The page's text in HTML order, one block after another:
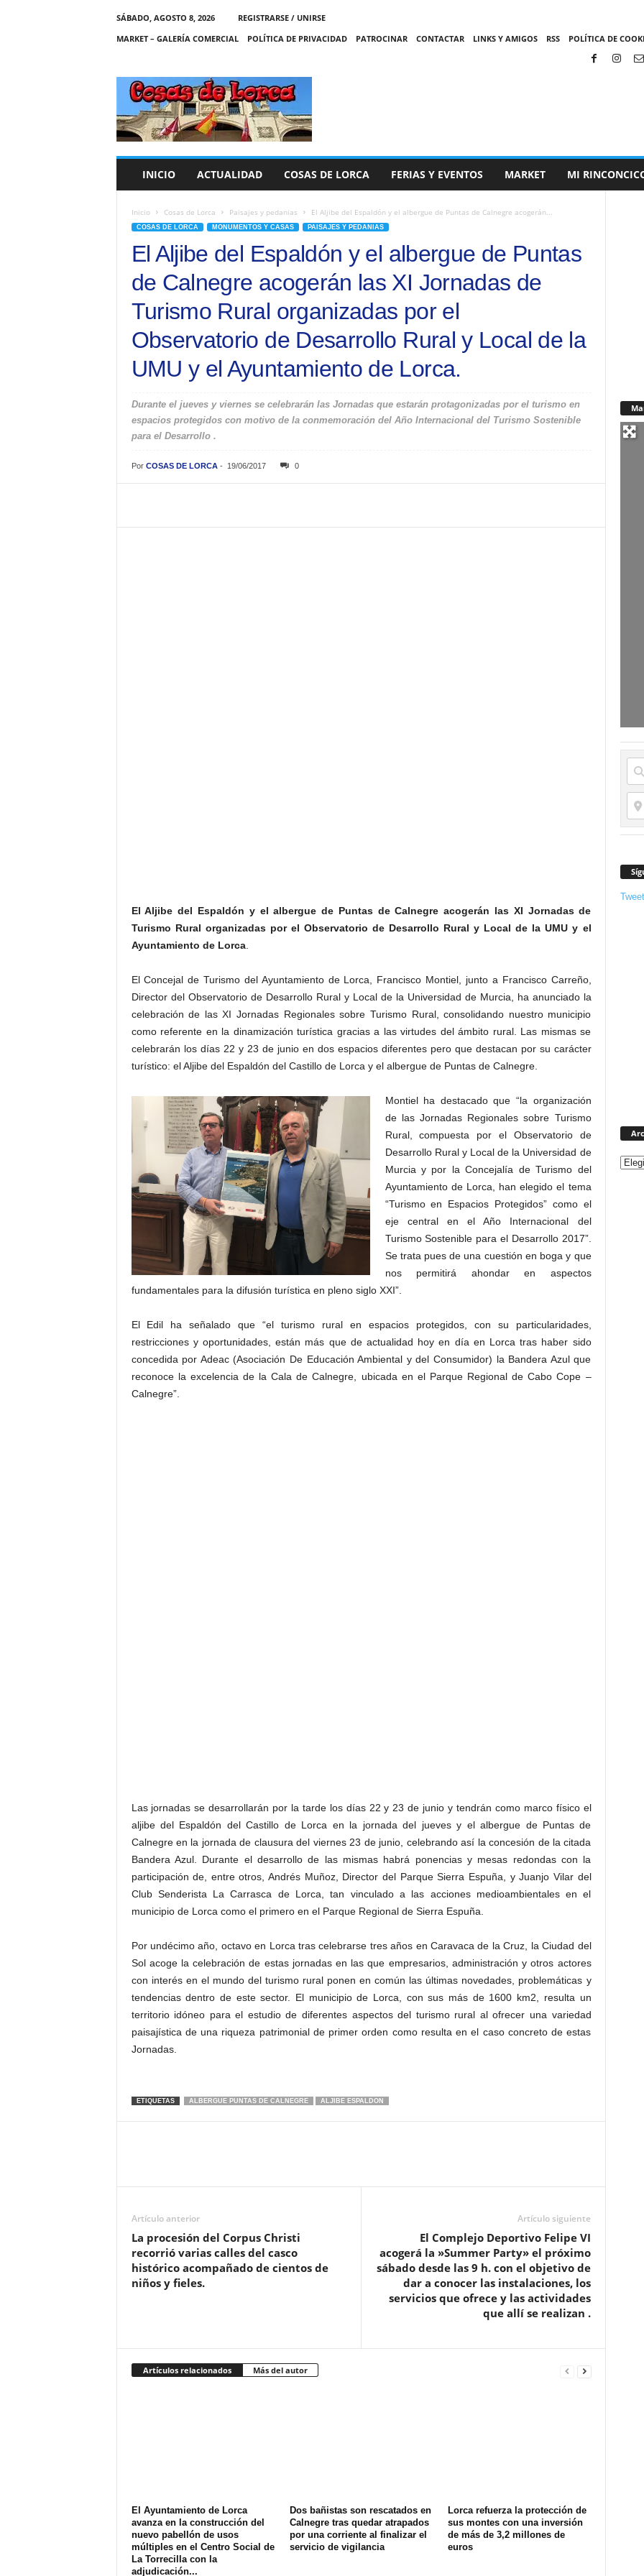
SÁBADO, AGOSTO 8, 2026
REGISTRARSE / UNIRSE
MARKET – GALERÍA COMERCIAL
POLÍTICA DE PRIVACIDAD PATROCINAR CONTACTAR LINKS Y AMIGOS RSS POLÍTICA DE
C
A
S
INICIO ACTUALIDAD COSAS DE LORCA FERIAS Y EVENTOS MARKET MI
Inicio Cosas de Lorca Paisajes y pedanias El Aljibe del Espaldón y el albergue de Puntas de Calnegre acogerán...
COSAS DE LORCA MONUMENTOS Y CASAS PAISAJES Y PEDANIAS
El Aljibe del Espaldón y el albergue de Puntas
de Calnegre acogerán las XI Jornadas de
Turismo Rural organizadas por el
Observatorio de Desarrollo Rural y Local de la
UMU y el Ayuntamiento de Lorca.
Durante el jueves y viernes se celebrarán las Jornadas que estarán protagonizadas por el turismo en
espacios protegidos con motivo de la conmemoración del Año Internacional del Turismo Sostenible
para el Desarrollo .
Por COSAS DE LORCA- 19/06/2017 0
El Aljibe del Espaldón y el albergue de Puntas de Calnegre acogerán las XI Jornadas de
Turismo Rural organizadas por el Observatorio de Desarrollo Rural y Local de la UMU y el
Ayuntamiento de Lorca.
El Concejal de Turismo del Ayuntamiento de Lorca, Francisco Montiel, junto a Francisco Carreño,
Director del Observatorio de Desarrollo Rural y Local de la Universidad de Murcia, ha anunciado la
celebración de las XI Jornadas Regionales sobre Turismo Rural, consolidando nuestro municipio
como referente en la dinamización turística gracias a las virtudes del ámbito rural. Las mismas se
celebrarán los días 22 y 23 de junio en dos espacios diferentes pero que destacan por su carácter
turístico: el Aljibe del Espaldón del Castillo de Lorca y el albergue de Puntas de Calnegre.
Montiel ha destacado que “la organización
de las Jornadas Regionales sobre Turismo
Rural, compuesta por el Observatorio de
Desarrollo Rural y Local de la Universidad de
Murcia y por la Concejalía de Turismo del
Ayuntamiento de Lorca, han elegido el tema
“Turismo en Espacios Protegidos” como el
eje central en el Año Internacional del
Turismo Sostenible para el Desarrollo 2017”.
Se trata pues de una cuestión en boga y que
nos permitirá ahondar en aspectos
fundamentales para la difusión turística en pleno siglo XXI”.
El Edil ha señalado que “el turismo rural en espacios protegidos, con su particularidades,
restricciones y oportunidades, están más que de actualidad hoy en día en Lorca tras haber sido
concedida por Adeac (Asociación De Educación Ambiental y del Consumidor) la Bandera Azul que
reconoce la excelencia de la Cala de Calnegre, ubicada en el Parque Regional de Cabo Cope –
Calnegre”.
Las jornadas se desarrollarán por la tarde los días 22 y 23 de junio y tendrán como marco físico el
aljibe del Espaldón del Castillo de Lorca en la jornada del jueves y el albergue de Puntas de
Calnegre en la jornada de clausura del viernes 23 de junio, celebrando así la concesión de la citada
Bandera Azul. Durante el desarrollo de las mismas habrá ponencias y mesas redondas con la
participación de, entre otros, Andrés Muñoz, Director del Parque Sierra Espuña, y Juanjo Vilar del
Club Senderista La Carrasca de Lorca, tan vinculado a las acciones medioambientales en el
municipio de Lorca como el primero en el Parque Regional de Sierra Espuña.
Por undécimo año, octavo en Lorca tras celebrarse tres años en Caravaca de la Cruz, la Ciudad del
Sol acoge la celebración de estas jornadas en las que empresarios, administración y otros actores
con interés en el mundo del turismo rural ponen en común las últimas novedades, problemáticas y
tendencias dentro de este sector. El municipio de Lorca, con sus más de 1600 km2, resulta un
territorio idóneo para el estudio de diferentes aspectos del turismo rural al ofrecer una variedad
paisajística de una riqueza patrimonial de primer orden como resulta en el caso concreto de estas
Jornadas.
ETIQUETAS ALBERGUE PUNTAS DE CALNEGRE ALJIBE ESPALDON
Artículo anterior
La procesión del Corpus Christi
recorrió varias calles del casco
histórico acompañado de cientos de
niños y fieles.
Artículo siguiente
El Complejo Deportivo Felipe VI
acogerá la »Summer Party» el próximo
sábado desde las 9 h. con el objetivo de
dar a conocer las instalaciones, los
servicios que ofrece y las actividades
que allí se realizan .
Artículos relacionados Más del autor
El Ayuntamiento de Lorca
avanza en la construcción del
nuevo pabellón de usos
múltiples en el Centro Social de
La Torrecilla con la
adjudicación...
Dos bañistas son rescatados en
Calnegre tras quedar atrapados
por una corriente al finalizar el
servicio de vigilancia
Lorca refuerza la protección de
sus montes con una inversión
de más de 3,2 millones de
euros